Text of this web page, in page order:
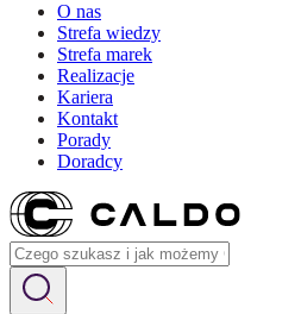
O nas
Strefa wiedzy
Strefa marek
Realizacje
Kariera
Kontakt
Porady
Doradcy